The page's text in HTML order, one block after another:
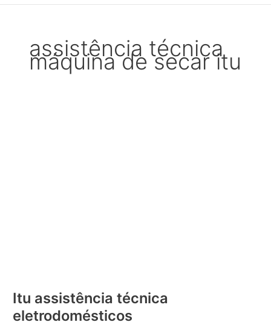
assistência técnica
máquina de secar itu
Itu assistência técnica
eletrodomésticos